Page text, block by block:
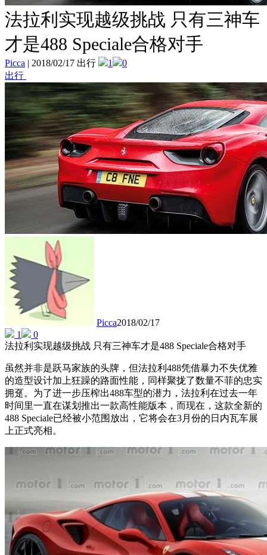
法拉利实现越级挑战 只有三神车
才是488 Speciale合格对手
Picca | 2018/02/17 出行 1
0
出行
Picca2018/02/17
1
0
法拉利实现越级挑战 只有三神车才是488 Speciale合格对手
虽然并非是跃马家族的头牌，但法拉利488凭借暴力不失优雅
的造型设计加上狂躁的路面性能，同样聚拢了数量不菲的忠实
拥趸。为了进一步压榨出488车型的潜力，法拉利在过去一年
时间里一直在谋划推出一款高性能版本，而现在，这款全新的
488 Speciale已经被小范围放出，它将会在3月份的日内瓦车展
上正式亮相。